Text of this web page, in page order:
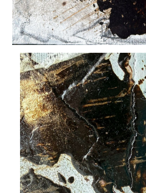
HOME
ÜBER MICH
AUSSTELLUNGEN